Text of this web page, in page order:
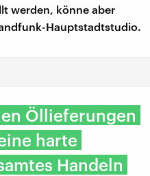
werden, könne aber
Hauptstadtstudio.
Öllieferungen
harte
Handeln